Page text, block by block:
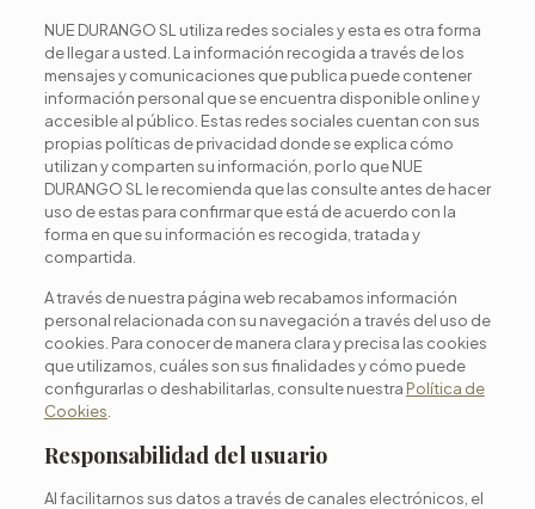
NUE DURANGO SL utiliza redes sociales y esta es otra forma
de llegar a usted. La información recogida a través de los
mensajes y comunicaciones que publica puede contener
información personal que se encuentra disponible online y
accesible al público. Estas redes sociales cuentan con sus
propias políticas de privacidad donde se explica cómo
utilizan y comparten su información, por lo que NUE
DURANGO SL le recomienda que las consulte antes de hacer
uso de estas para confirmar que está de acuerdo con la
forma en que su información es recogida, tratada y
compartida.
A través de nuestra página web recabamos información
personal relacionada con su navegación a través del uso de
cookies. Para conocer de manera clara y precisa las cookies
que utilizamos, cuáles son sus finalidades y cómo puede
configurarlas o deshabilitarlas, consulte nuestra Política de
Cookies
Responsabilidad del usuario
Al facilitarnos sus datos a través de canales electrónicos, el